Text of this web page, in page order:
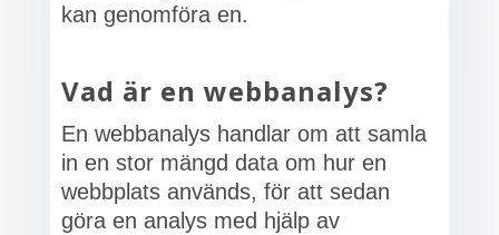
kan genomföra en.
Vad är en webbanalys?
En webbanalys handlar om att samla
in en stor mängd data om hur en
webbplats används, för att sedan
göra en analys med hjälp av